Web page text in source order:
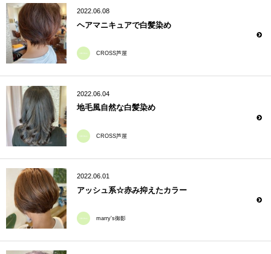
2022.06.08
ヘアマニキュアで白髪染め
CROSS芦屋
2022.06.04
地毛風自然な白髪染め
CROSS芦屋
2022.06.01
アッシュ系☆赤み抑えたカラー
marry's御影